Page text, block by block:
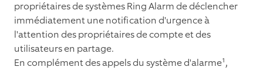
propriétaires de systèmes Ring Alarm de déclencher
immédiatement une notification d'urgence à
l'attention des propriétaires de compte et des
utilisateurs en partage.
En complément des appels du système d'alarme¹,